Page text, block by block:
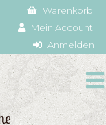
Warenkorb
Mein Account
Anmelden